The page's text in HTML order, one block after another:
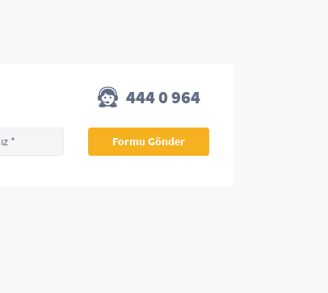
444 0 964